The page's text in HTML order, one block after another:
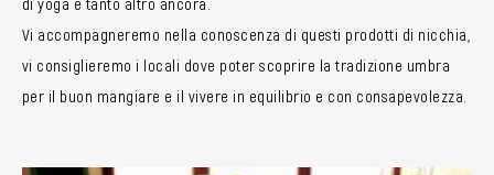
Vi accompagneremo nella conoscenza di questi prodotti di nicchia,
vi consiglieremo i locali dove poter scoprire la tradizione umbra
per il buon mangiare e il vivere in equilibrio e con consapevolezza.